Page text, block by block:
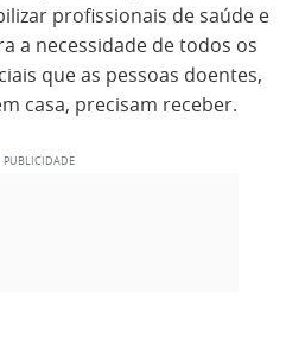
profissionais de saúde e
a necessidade de todos os
que as pessoas doentes,
casa, precisam receber.